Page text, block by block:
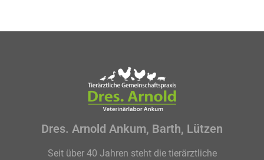
Dres. Arnold Ankum, Barth, Lützen
Seit über 40 Jahren steht die tierärztliche